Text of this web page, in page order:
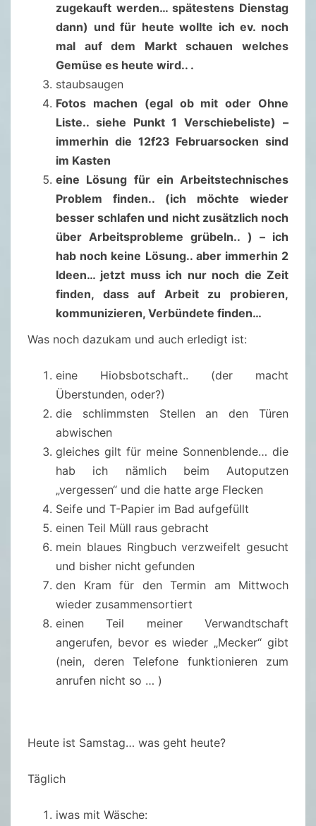
zugekauft werden… spätestens Dienstag
dann) und für heute wollte ich ev. noch
mal auf dem Markt schauen welches
Gemüse es heute wird.. .
staubsaugen
Fotos machen (egal ob mit oder Ohne
Liste.. siehe Punkt 1 Verschiebeliste) –
immerhin die 12f23 Februarsocken sind
im Kasten
eine Lösung für ein Arbeitstechnisches
Problem finden.. (ich möchte wieder
besser schlafen und nicht zusätzlich noch
über Arbeitsprobleme grübeln.. ) – ich
hab noch keine Lösung.. aber immerhin 2
Ideen… jetzt muss ich nur noch die Zeit
finden, dass auf Arbeit zu probieren,
kommunizieren, Verbündete finden…
Was noch dazukam und auch erledigt ist:
eine Hiobsbotschaft.. (der macht
Überstunden, oder?)
die schlimmsten Stellen an den Türen
abwischen
gleiches gilt für meine Sonnenblende… die
hab ich nämlich beim Autoputzen
„vergessen“ und die hatte arge Flecken
Seife und T-Papier im Bad aufgefüllt
einen Teil Müll raus gebracht
mein blaues Ringbuch verzweifelt gesucht
und bisher nicht gefunden
den Kram für den Termin am Mittwoch
wieder zusammensortiert
einen Teil meiner Verwandtschaft
angerufen, bevor es wieder „Mecker“ gibt
(nein, deren Telefone funktionieren zum
anrufen nicht so … )
Heute ist Samstag… was geht heute?
Täglich
iwas mit Wäsche: